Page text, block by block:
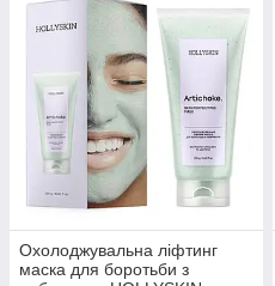
Охолоджувальна ліфтинг
маска для боротьби з